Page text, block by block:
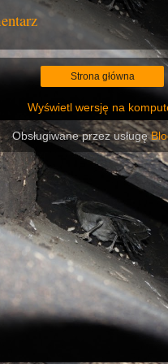
Strona główna
Wyświetl wersję na
Obsługiwane przez usługę